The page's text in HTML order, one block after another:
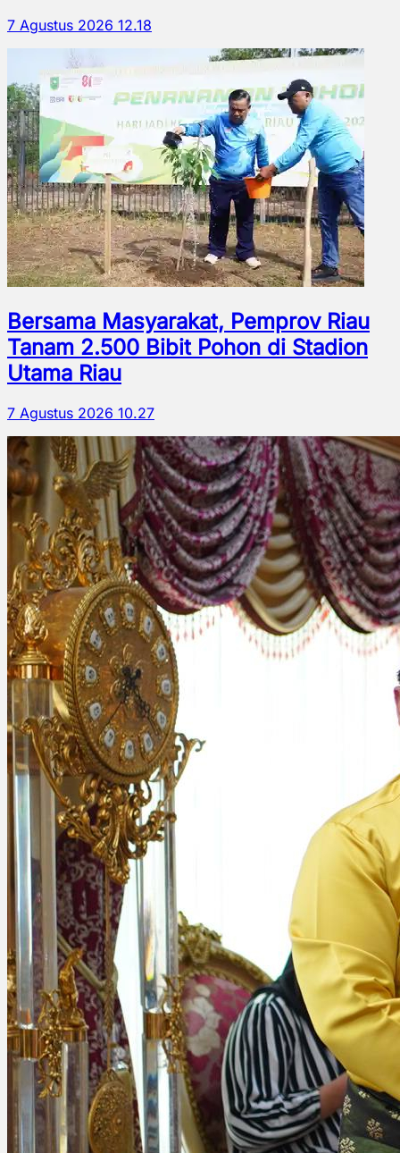
7 Agustus 2026 12.18
Bersama Masyarakat, Pemprov Riau
Tanam 2.500 Bibit Pohon di Stadion
Utama Riau
7 Agustus 2026 10.27